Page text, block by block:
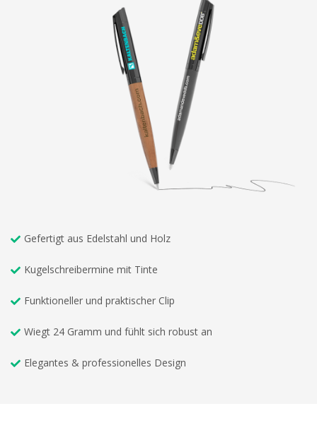
Gefertigt aus Edelstahl und Holz
Kugelschreibermine mit Tinte
Funktioneller und praktischer Clip
Wiegt 24 Gramm und fühlt sich robust an
Elegantes & professionelles Design